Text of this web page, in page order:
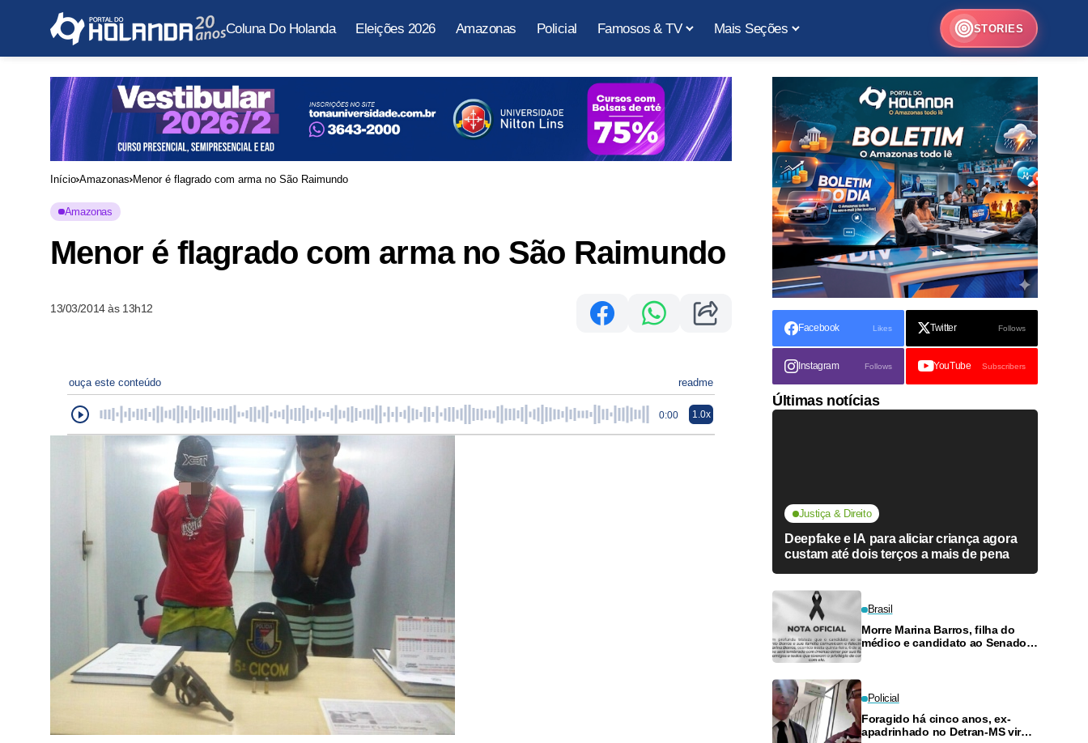
Coluna Do Holanda Eleições 2026 Amazonas Policial Famosos & TV Mais Seções STORIES
Início Amazonas Menor é flagrado com arma no São Raimundo
Amazonas
Menor é flagrado com arma no São Raimundo
13/03/2014 às 13h12
ouça este conteúdo readme
0:00 1.0x
Facebook Likes Twitter Follows
Instagram Follows YouTube Subscribers
Últimas notícias
Justiça & Direito
Deepfake e IA para aliciar criança agora
custam até dois terços a mais de pena
Brasil
Morre Marina Barros, filha do
médico e candidato ao Senado
Policial
Foragido há cinco anos, ex-
apadrinhado no Detran-MS vira